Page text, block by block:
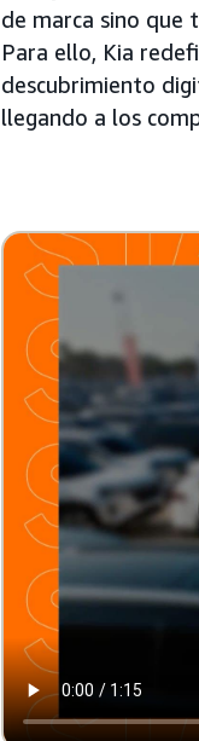
de marca sino que
Para ello, Kia
descubrimiento
llegando a los